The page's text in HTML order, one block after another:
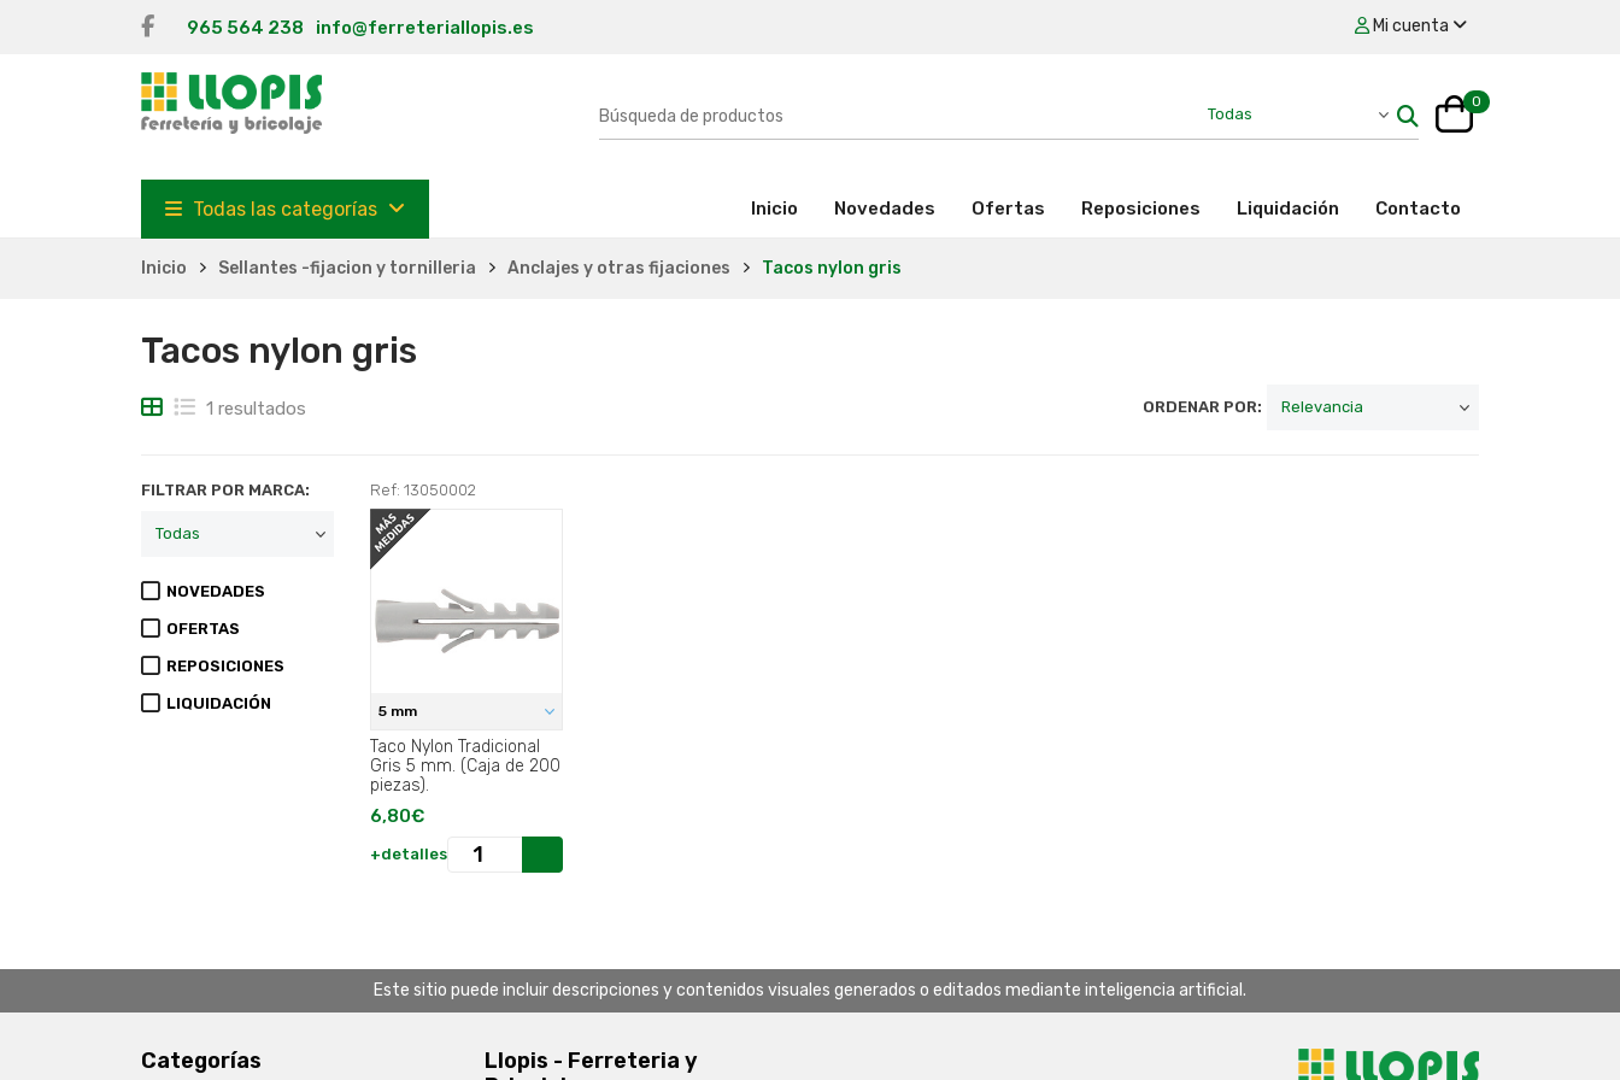
965 564 238 info@ferreteriallopis.es Mi cuenta
0
Todas las categorías Inicio (activo)Novedades Ofertas Reposiciones Liquidación Contacto
Inicio Sellantes -fijacion y tornilleria Anclajes y otras fijaciones Tacos nylon gris
Tacos nylon gris
1 resultados ORDENAR POR:
FILTRAR POR MARCA:
NOVEDADES
OFERTAS
REPOSICIONES
LIQUIDACIÓN
Ref: 13050002
5 mm
Taco Nylon Tradicional
Gris 5 mm. (Caja de 200
piezas).
6,80€
+detalles
Este sitio puede incluir descripciones y contenidos visuales generados o editados mediante inteligencia artificial.
Categorías
Llopis - Ferreteria y